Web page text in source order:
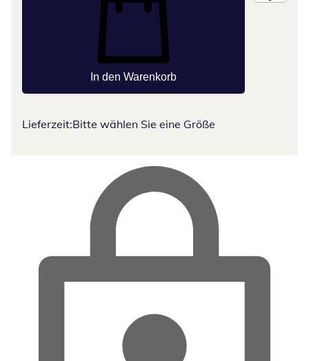
In den Warenkorb
Lieferzeit:Bitte wählen Sie eine Größe